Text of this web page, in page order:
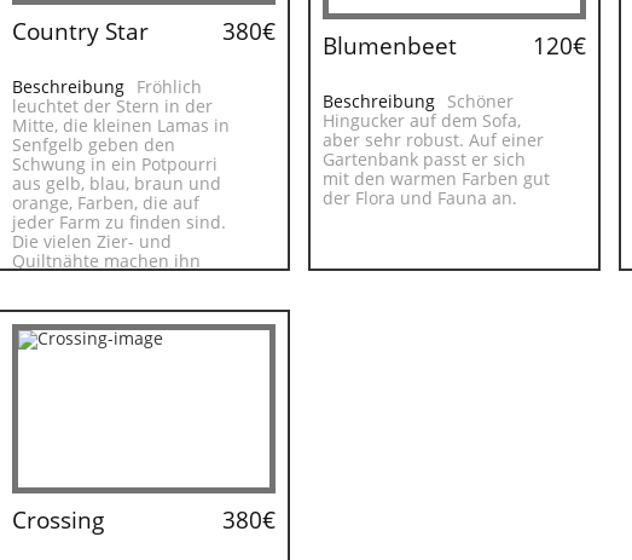
Country Star 380€
Beschreibung Fröhlich
leuchtet der Stern in der
Mitte, die kleinen Lamas in
Senfgelb geben den
Schwung in ein Potpourri
aus gelb, blau, braun und
orange, Farben, die auf
jeder Farm zu finden sind.
Die vielen Zier- und
Quiltnähte machen ihn
Blumenbeet 120€
Beschreibung Schöner
Hingucker auf dem Sofa,
aber sehr robust. Auf einer
Gartenbank passt er sich
mit den warmen Farben gut
der Flora und Fauna an.
Crossing 380€